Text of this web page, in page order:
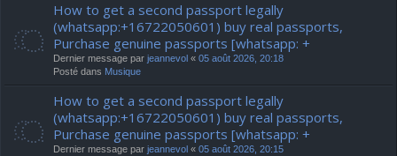
How to get a second passport legally
(whatsapp:+16722050601) buy real passports,
Purchase genuine passports [whatsapp: +
Dernier message par jeannevol « 05 août 2026, 20:18
Posté dans Musique
How to get a second passport legally
(whatsapp:+16722050601) buy real passports,
Purchase genuine passports [whatsapp: +
Dernier message par jeannevol « 05 août 2026, 20:15